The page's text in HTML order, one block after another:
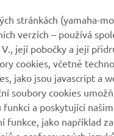
strengths of the original
the Urban Mobility
the affordable YS125, a
motorcycle that is
demands of these
stránkách (yamaha-
verzích – používá
její pobočky a její
cookies, včetně
jako jsou javascript a
soubory cookies
a poskytující
funkce, jako například